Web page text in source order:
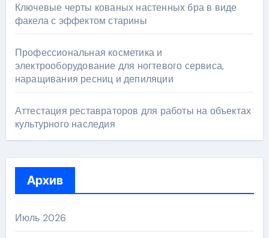
Ключевые черты кованых настенных бра в виде
факела с эффектом старины
Профессиональная косметика и
электрооборудование для ногтевого сервиса,
наращивания ресниц и депиляции
Аттестация реставраторов для работы на объектах
культурного наследия
Архив
Июль 2026